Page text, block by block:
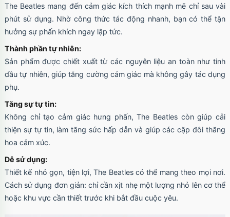
The Beatles mang đến cảm giác kích thích mạnh mẽ chỉ sau vài
phút sử dụng. Nhờ công thức tác động nhanh, bạn có thể tận
hưởng sự phấn khích ngay lập tức.
Thành phần tự nhiên:
Sản phẩm được chiết xuất từ các nguyên liệu an toàn như tinh
dầu tự nhiên, giúp tăng cường cảm giác mà không gây tác dụng
phụ.
Tăng sự tự tin:
Không chỉ tạo cảm giác hưng phấn, The Beatles còn giúp cải
thiện sự tự tin, làm tăng sức hấp dẫn và giúp các cặp đôi thăng
hoa cảm xúc.
Dễ sử dụng:
Thiết kế nhỏ gọn, tiện lợi, The Beatles có thể mang theo mọi nơi.
Cách sử dụng đơn giản: chỉ cần xịt nhẹ một lượng nhỏ lên cơ thể
hoặc khu vực cần thiết trước khi bắt đầu cuộc yêu.